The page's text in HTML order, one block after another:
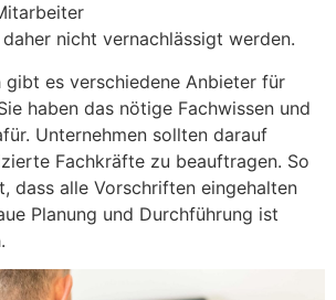
nicht vernachlässigt werden.
gibt es verschiedene Anbieter für
haben das nötige Fachwissen und
Unternehmen sollten darauf
Fachkräfte zu beauftragen. So
dass alle Vorschriften eingehalten
Planung und Durchführung ist